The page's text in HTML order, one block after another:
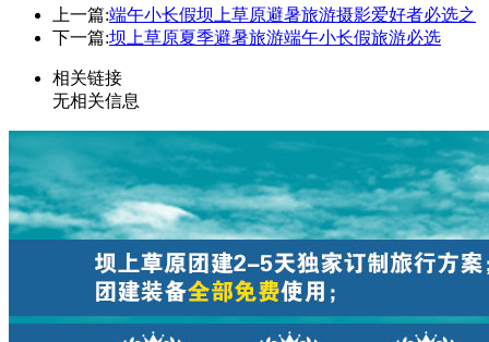
上一篇:端午小长假坝上草原避暑旅游摄影爱好者必选之
下一篇:坝上草原夏季避暑旅游端午小长假旅游必选
相关链接
无相关信息